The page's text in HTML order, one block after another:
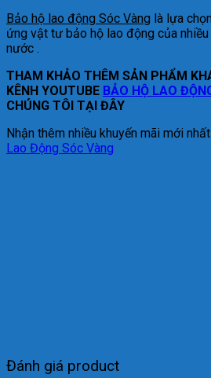
Bảo hộ lao động Sóc Vàng là lựa
ứng vật tư bảo hộ lao động của
nước .
THAM KHẢO THÊM SẢN PHẨM
KÊNH YOUTUBE BẢO HỘ LAO
CHÚNG TÔI TẠI ĐÂY
Nhận thêm nhiều khuyến mãi mới
Lao Động Sóc Vàng
Đánh giá product